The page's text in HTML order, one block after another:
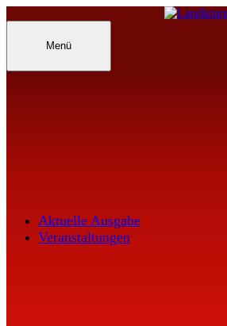
überspringen
Menü
Aktuelle Ausgabe
Veranstaltungen